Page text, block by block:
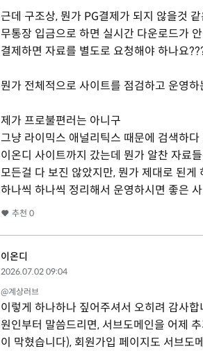
근데 구조상, 뭔가 PG결제가 되지 않을것
무통장 입금으로 하면 실시간 다운로드가
결제하면 자료를 별도로 요청해야 하나요
뭔가 전체적으로 사이트를 점검하고 운영하
제가 프로불편러는 아니구
그냥 라이믹스 애널리틱스 때문에 검색하다
이온디 사이트까지 갔는데 뭔가 알찬 자료
모든걸 다 보진 않았지만, 뭔가 제대로 된게
하나씩 하나씩 정리해서 운영하시면 좋은
추천 0
이온디
2026.07.02 09:04
@계상러브
이렇게 하나하나 짚어주셔서 오히려 감사
원인부터 말씀드리면, 서브도메인을 어제
이 막혔습니다), 회원가입 페이지도 서브도